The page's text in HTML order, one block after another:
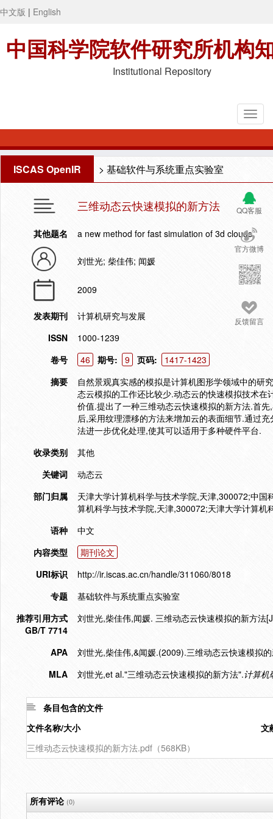
中文版 | English
中国科学院软件研究所机构
Institutional Repository
ISCAS OpenIR > 基础软件与系统重点实验室
QQ客服
官方微博
反馈留言
三维动态云快速模拟的新方法
其他题名 a new method for fast simulation of 3d clouds
刘世光; 柴佳伟; 闻媛
2009
发表期刊
计算机研究与发展
ISSN
1000-1239
卷号
46 期号: 9 页码:
1417-1423
摘要
自然景观真实感的模拟是计算机图形学领域中的研
态云模拟的工作还比较少.动态云的快速模拟技术
价值.提出了一种三维动态云快速模拟的新方法.首
后,采用纹理漂移的方法来增加云的表面细节.通过
法进一步优化处理,使其可以适用于多种硬件平台.
收录类别
其他
关键词
动态云
部门归属
天津大学计算机科学与技术学院,天津,300072;中
算机科学与技术学院,天津,300072;天津大学计算机
语种
中文
内容类型
期刊论文
URI标识
http://ir.iscas.ac.cn/handle/311060/8018
专题
基础软件与系统重点实验室
推荐引用方式
GB/T 7714
刘世光,柴佳伟,闻媛. 三维动态云快速模拟的新方
APA
刘世光,柴佳伟,&闻媛.(2009).三维动态云快速模拟
MLA
刘世光,et al."三维动态云快速模拟的新方法".计算机
条目包含的文件
文件名称/大小
文
三维动态云快速模拟的新方法.pdf（568KB）
所有评论(0)